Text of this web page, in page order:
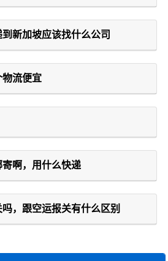
新加坡应该找什么公司
流便宜
啊，用什么快递
，跟空运报关有什么区别